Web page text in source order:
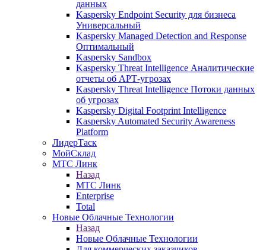
данных
Kaspersky Endpoint Security для бизнеса
Универсальный
Kaspersky Managed Detection and Response
Оптимальный
Kaspersky Sandbox
Kaspersky Threat Intelligence Аналитические
отчеты об АРТ-угрозах
Kaspersky Threat Intelligence Потоки данных
об угрозах
Kaspersky Digital Footprint Intelligence
Kaspersky Automated Security Awareness
Platform
ЛидерТаск
МойСклад
МТС Линк
Назад
МТС Линк
Enterprise
Total
Новые Облачные Технологии
Назад
Новые Облачные Технологии